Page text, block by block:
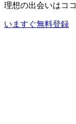
理想の出会いはココ
いますぐ無料登録